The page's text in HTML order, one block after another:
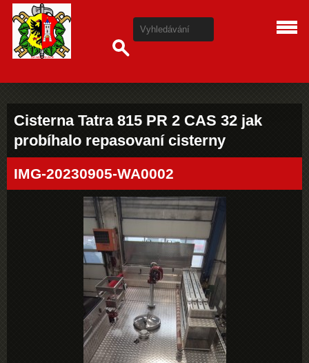
Cisterna Tatra 815 PR 2 CAS 32 jak
probíhalo repasovaní cisterny
IMG-20230905-WA0002